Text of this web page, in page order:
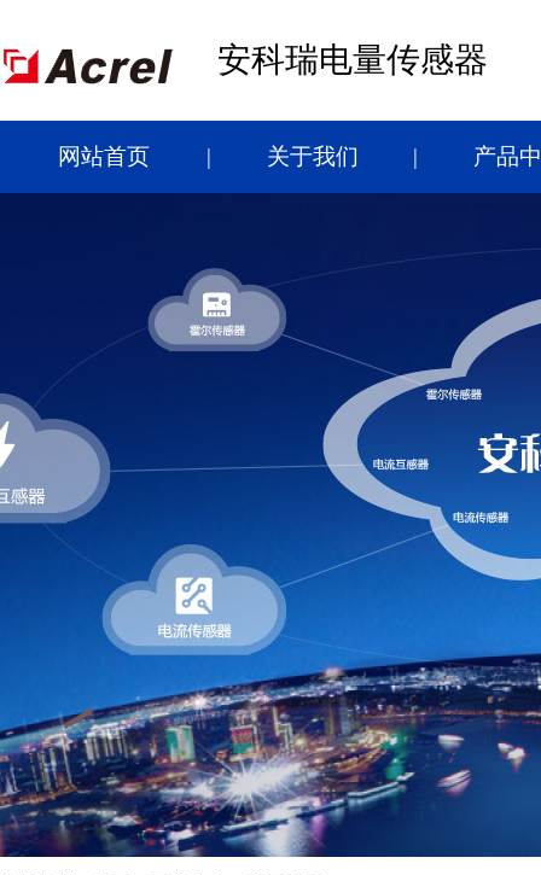
安科瑞电量传感器
网站首页 关于我们 产品